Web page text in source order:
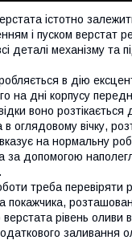
істотно
і пуском верстат
деталі механізму
в дію
на дні корпусу
воно
в оглядовому вічку,
на нормальну
за допомогою
треба перевіряти
покажчика,
рівень оливи
заливання